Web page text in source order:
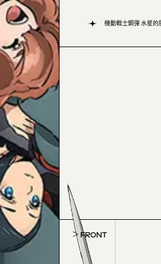
機動戰士鋼彈 水星的
FRONT